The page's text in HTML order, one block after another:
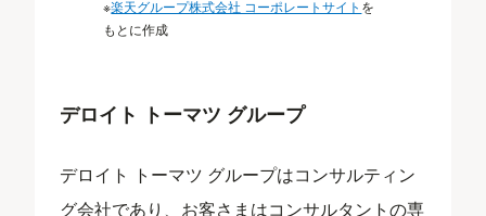
※楽天グループ株式会社 コーポレートサイト を
もとに作成
デロイト トーマツ グループ
デロイト トーマツ グループはコンサルティン
グ会社であり、お客さまはコンサルタントの専